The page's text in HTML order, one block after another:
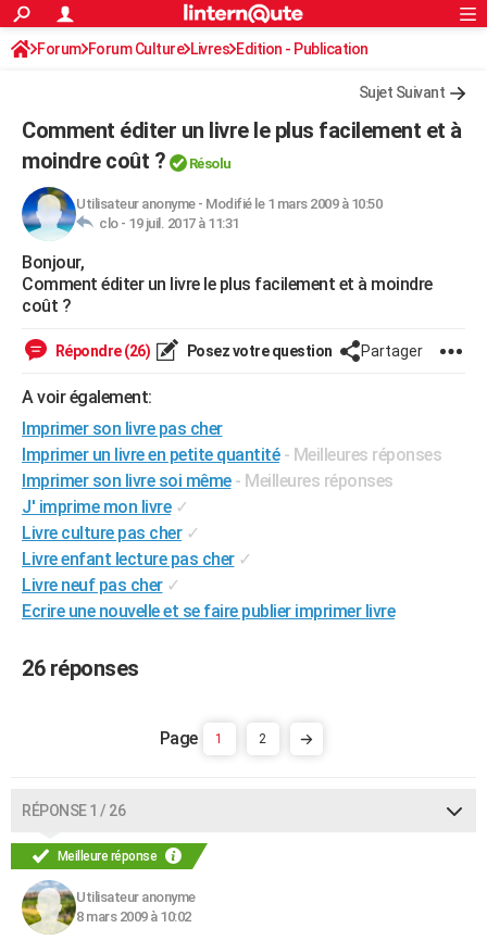
ACTUALITÉS
Politique
Société
Faits Divers
Education
Monde
Villes
+
Programme TV
Streaming
Cinéma
Sorties cinéma
Musique
FINANCE
Retraite
Impôts
Epargne
Immobilier
Risques naturels par ville
Banque
Assurance
Crédit
AUTO
Essais
Réserver un essai
Citadines
Berlines
SUV
Forum auto
HIGH-TECH
Mobiles
Meilleur smartphone
Internet
Ordinateurs
Jeux vidéo
Guide high-tech
+BRICOLAGE
WEEK-END
Art de vivre
Bien-être
Loisirs
ModeModes de vie
SANTE
Alimentation
Guide de la santé
Maladies
Médicaments
Sommeil
VOYAGE
Destinations
City break
Voyage nature
Voyage de noces
Forum
Climat
+PHOTO
GUIDES D'ACHAT
BONS PLANS
Carte de Noël
Carte Bonne année
Carte Saint-Valentin
Carte Pâques
Carte d'anniversaire
S'inscrire
Se connecter
Lycées
Collèges
Primaires
Universités
Entreprises
Service militaire
Avis de recherche
AVIS DE DÉCÈS
FORUM
Bricolage
Lifestyle
Culture
Sport
Auto
Television
Voyage
Cinema
S'inscrire
Connexion
Forum Forum Culture Livres Edition - Publication
Sujet Suivant
Comment éditer un livre le plus facilement et à
moindre coût ?
Résolu
Utilisateur anonyme- Modifié le 1 mars 2009 à 10:50
clo - 19 juil. 2017 à 11:31
Bonjour,
Comment éditer un livre le plus facilement et à moindre
coût ?
Répondre (26) Posez votre question Partager
A voir également:
Imprimer son livre pas cher
Imprimer un livre en petite quantité - Meilleures réponses
Imprimer son livre soi même - Meilleures réponses
J' imprime mon livre ✓
Livre culture pas cher ✓
Livre enfant lecture pas cher ✓
Livre neuf pas cher ✓
Ecrire une nouvelle et se faire publier imprimer livre
26 réponses
1 2
RÉPONSE 1 / 26
Meilleure réponse
Utilisateur anonyme
8 mars 2009 à 10:02